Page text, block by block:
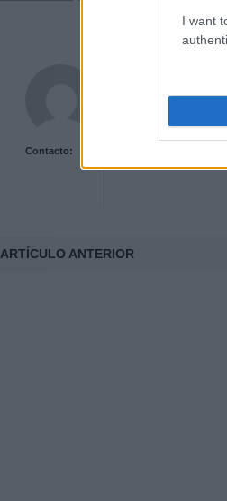
I want
Contacto:
ARTÍCULO ANTERIOR